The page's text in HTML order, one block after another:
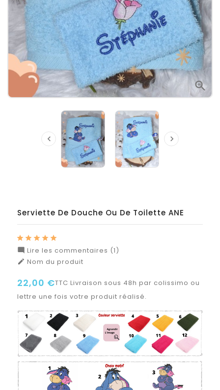

 
Serviette De Douche Ou De Toilette ANE
 Lire les commentaires (1)
 Nom du produit
22,00 €TTC Livraison sous 48h par colissimo ou
lettre une fois votre produit réalisé.